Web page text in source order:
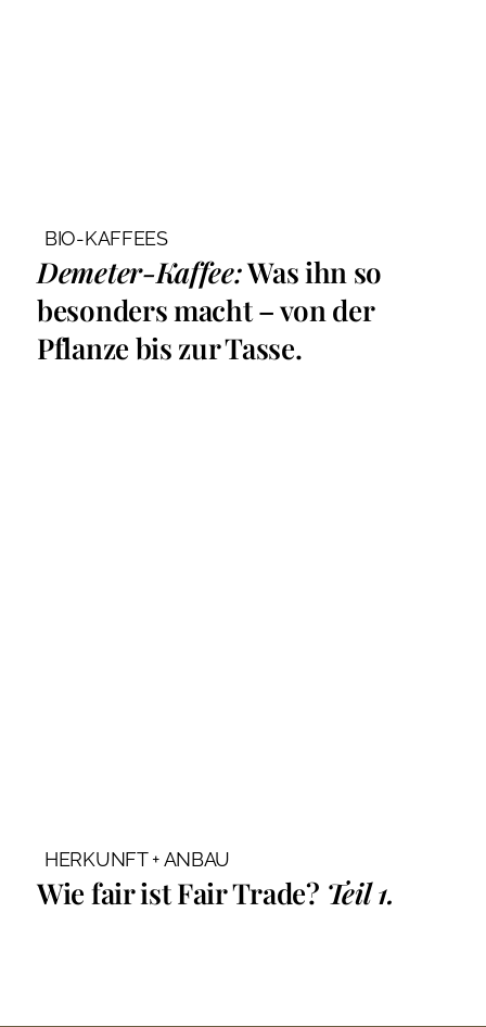
BIO-KAFFEES
Demeter-Kaffee:Was ihn so
besonders macht – von der
Pflanze bis zur Tasse.
HERKUNFT + ANBAU
Wie fair ist Fair Trade? Teil 1.